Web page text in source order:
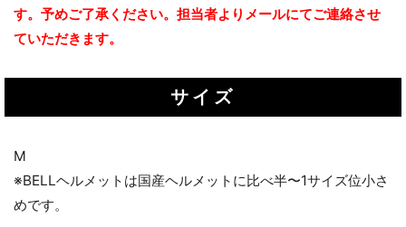
す。予めご了承ください。担当者よりメールにてご連絡させ
ていただきます。
サイズ
M
※BELLヘルメットは国産ヘルメットに比べ半〜1サイズ位小さ
めです。